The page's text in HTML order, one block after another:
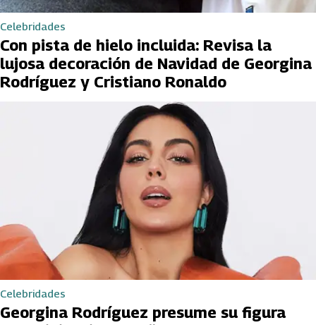
Celebridades
Con pista de hielo incluida: Revisa la
lujosa decoración de Navidad de Georgina
Rodríguez y Cristiano Ronaldo
Celebridades
Georgina Rodríguez presume su figura